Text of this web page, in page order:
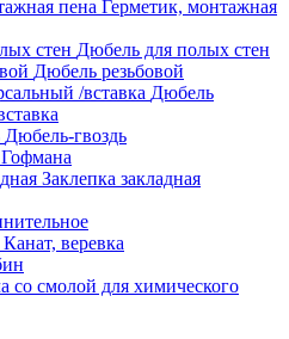
Герметик, монтажная
Дюбель для полых стен
Дюбель резьбовой
Дюбель
Дюбель-гвоздь
Заклепка закладная
Канат, веревка
со смолой для химического